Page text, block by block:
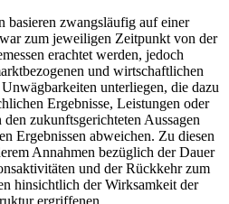
basieren zwangsläufig auf einer
zum jeweiligen Zeitpunkt von der
erachtet werden, jedoch
und wirtschaftlichen
unterliegen, die dazu
Ergebnisse, Leistungen oder
zukunftsgerichteten Aussagen
Ergebnissen abweichen. Zu diesen
Annahmen bezüglich der Dauer
und der Rückkehr zum
hinsichtlich der Wirksamkeit der
ergriffenen